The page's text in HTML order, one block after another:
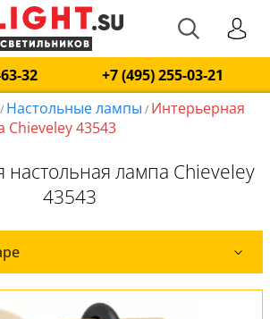
32
+7 (495) 255-03-21
/ Настольные лампы / Интерьерная
Chieveley 43543
лампа Chieveley
43543